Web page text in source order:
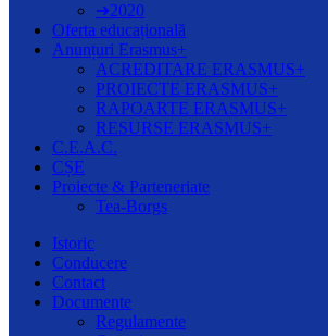
➔2020
Oferta educațională
Anunțuri Erasmus+
ACREDITARE ERASMUS+
PROIECTE ERASMUS+
RAPOARTE ERASMUS+
RESURSE ERASMUS+
C.E.A.C.
CȘE
Proiecte & Parteneriate
Tea-Borgs
Istoric
Conducere
Contact
Documente
Regulamente